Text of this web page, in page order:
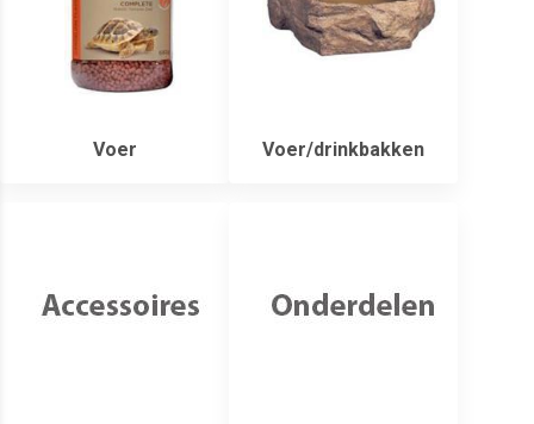
Voer Voer/drinkbakken